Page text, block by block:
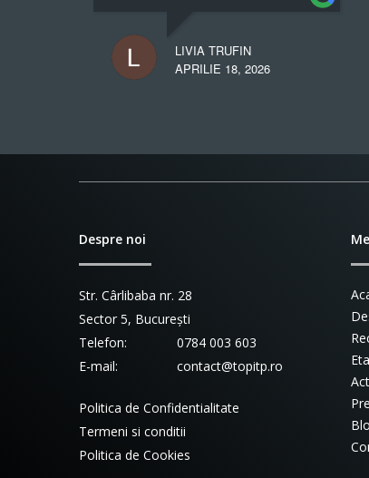
LIVIA TRUFIN
APRILIE 18, 2026
Despre noi
Str. Cârlibaba nr. 28
Sector 5, București
Telefon:
0784 003 603
E-mail:
contact@topitp.ro
Politica de Confidentialitate
Termeni si conditii
Politica de Cookies